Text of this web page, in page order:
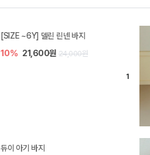
[SIZE ~6Y] 델린 린넨 바지
10% 21,600원 24,000원
듀이 아기 바지